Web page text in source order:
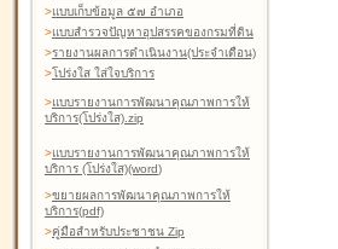
>แบบเก็บข้อมูล ๕๗ อำเภอ
>แบบสำรวจปัญหาอุปสรรคของกรมที่ดิน
>รายงานผลการดำเนินงาน(ประจำเดือน)
>โปร่งใส ใส่ใจบริการ
>แบบรายงานการพัฒนาคุณภาพการให้
บริการ(โปร่งใส).zip
>แบบรายงานการพัฒนาคุณภาพการให้
บริการ (โปร่งใส)(word)
>ขยายผลการพัฒนาคุณภาพการให้
บริการ(pdf)
>คู่มือสำหรับประชาชน Zip